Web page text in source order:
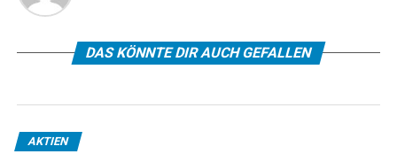
DAS KÖNNTE DIR AUCH GEFALLEN
AKTIEN